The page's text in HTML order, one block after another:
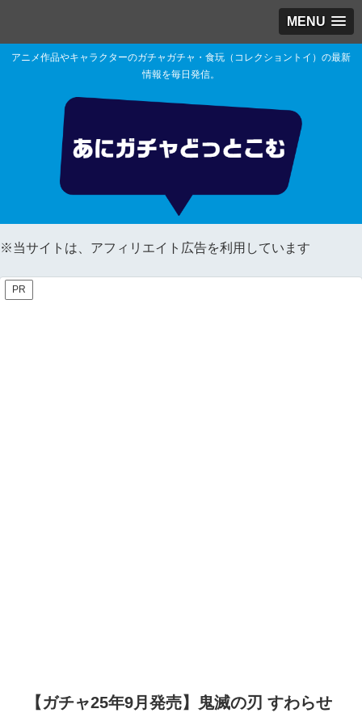
MENU
アニメ作品やキャラクターのガチャガチャ・食玩（コレクショントイ）の最新
情報を毎日発信。
※当サイトは、アフィリエイト広告を利用しています
PR
【ガチャ25年9月発売】鬼滅の刃 すわらせ